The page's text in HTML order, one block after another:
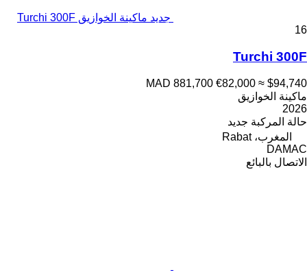
جديد ماكينة الخوازيق Turchi 300F
16
Turchi 300F
MAD 881,700 €82,000 ≈ $94,740
ماكينة الخوازيق
2026
حالة المركبة جديد
المغرب، Rabat
DAMAC
الاتصال بالبائع